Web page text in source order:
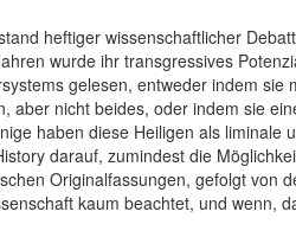
heftiger wissenschaftlicher
wurde ihr transgressives
gelesen, entweder indem
aber nicht beides, oder indem sie
haben diese Heiligen als
darauf, zumindest die
Originalfassungen, gefolgt von
kaum beachtet, und wenn,